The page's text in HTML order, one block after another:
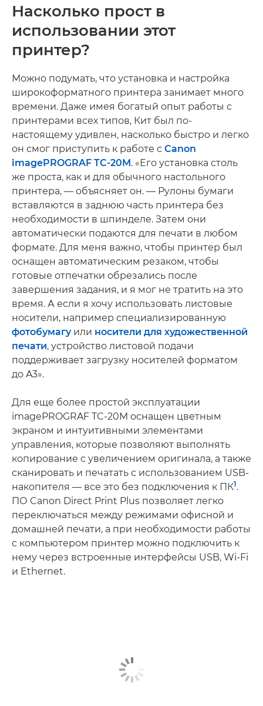
Насколько прост в
использовании этот
принтер?
Можно подумать, что установка и настройка
широкоформатного принтера занимает много
времени. Даже имея богатый опыт работы с
принтерами всех типов, Кит был по-
настоящему удивлен, насколько быстро и легко
он смог приступить к работе с Canon
imagePROGRAF TC-20M . «Его установка столь
же проста, как и для обычного настольного
принтера, — объясняет он. — Рулоны бумаги
вставляются в заднюю часть принтера без
необходимости в шпинделе. Затем они
автоматически подаются для печати в любом
формате. Для меня важно, чтобы принтер был
оснащен автоматическим резаком, чтобы
готовые отпечатки обрезались после
завершения задания, и я мог не тратить на это
время. А если я хочу использовать листовые
носители, например специализированную
фотобумагуили носители для художественной
печати, устройство листовой подачи
поддерживает загрузку носителей форматом
до A3».
Для еще более простой эксплуатации
imagePROGRAF TC-20M оснащен цветным
экраном и интуитивными элементами
управления, которые позволяют выполнять
копирование с увеличением оригинала, а также
сканировать и печатать с использованием USB-
накопителя — все это без подключения к ПК1.
ПО Canon Direct Print Plus позволяет легко
переключаться между режимами офисной и
домашней печати, а при необходимости работы
с компьютером принтер можно подключить к
нему через встроенные интерфейсы USB, Wi-Fi
и Ethernet.